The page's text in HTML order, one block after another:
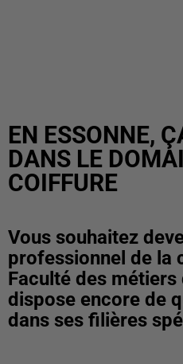
EN ESSONNE,
DANS LE
COIFFURE
Vous souhaitez
professionnel de la
Faculté des métiers
dispose encore de
dans ses filières